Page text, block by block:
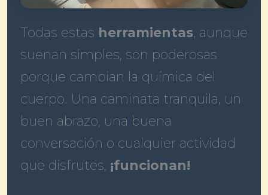
Todas estas herramientas, aunque
suenan simples, son poderosas
porque cambian la química del
cuerpo. Una caminata tranquila, un
buen abrazo, una buena
conversación o cualquier actividad
que disfrutes, ¡funcionan!